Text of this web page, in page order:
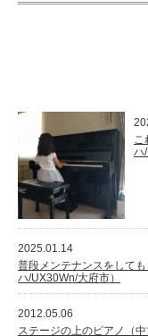
こ
ハ/
2025.01.14
普段メンテナンスをして
ハ/UX30Wn/大府市）
2012.05.06
ステージの上のピアノ（中